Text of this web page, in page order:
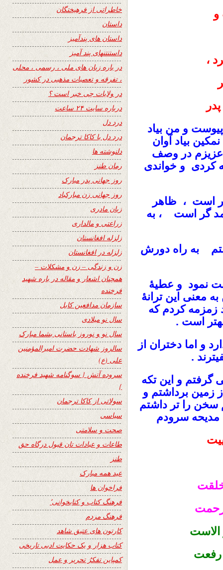
و
،
و من بیاد
بیاد آوان
عزیزم در وصف
کردی و خواندی
است ، ظاهر
گر است ، به
به راه دورش
نمود و عطیۀ
معنی این ترانۀ
زمزمه کردم که
است .
و اما دختران از
.
گرفتم و این تکه
زمین برداشتم و
سخن را تر داشتم
مدیحه سرودم
رحمت
رفعت
خاطراتی از فرهیختگان
داستان
داستان های پندآمیز
داستنتنهای پند آمیز
در باره زبان های ملی ، رسمی ، محلی
، تفرقه و تعصبات مذهبی در کشور
در ولایات چی خبر است ؟
درباره سایت ۲۴ ساعت
درد دل
درد دل با کاکا ترجمان
دلنوشته ها
رمان طنز
روز جهانی پدر مبارک
روز جهانی زن مبارکباد
زبان مادری
زراعتی و مالداری
زلزله افغانستان
زلزله در افغانستان
زن و زندگی – زن و مشکلات –
همچنان اشعار و مقاله در باره شهید
فرخنده
سازمان مدافعین کابل
سال نو میلادی
سال نو و نوروز باستانی بشما مبارک
سالروز شهادت حضرت امیرالمؤمنین
علی (ع)
سروده آتش { سوگنامه شهید فرخنده
}
سولاتی از کاکا ترجمان
سیاسی
صحت و سلامتی
طاعات و عبادات تان قبول درگاه حق
طنز
عید همه مبارک
فراخوان ها
فرهنگ کتاب و کتابخوانی٬
فرهنگ مردم
کارتون های عتیق شاهد
کتاب هزار و یک حکایت ادبی تاریخی
کمپاین تفکرُ تحریر و عمل